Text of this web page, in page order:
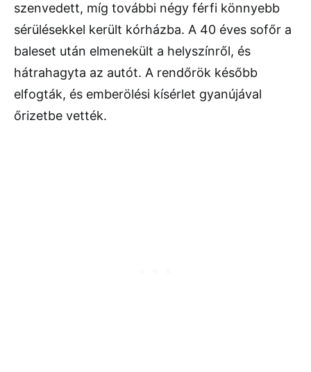
szenvedett, míg további négy férfi könnyebb
sérülésekkel került kórházba. A 40 éves sofőr a
baleset után elmenekült a helyszínről, és
hátrahagyta az autót. A rendőrök később
elfogták, és emberölési kísérlet gyanújával
őrizetbe vették.